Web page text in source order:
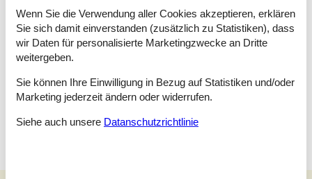
Doppelbett - 2*90*200
Schlafzimmer
Doppelbett - 2*90*200
Schlafzimmer
Wenn Sie die Verwendung aller Cookies akzeptieren, erklären
Sie sich damit einverstanden (zusätzlich zu Statistiken), dass
wir Daten für personalisierte Marketingzwecke an Dritte
weitergeben.
Sie können Ihre Einwilligung in Bezug auf Statistiken und/oder
Marketing jederzeit ändern oder widerrufen.
Siehe auch unsere Datanschutzrichtlinie